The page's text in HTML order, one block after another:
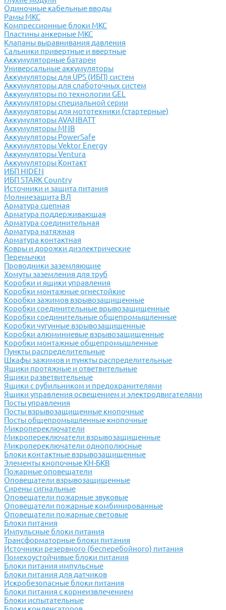
Одиночные кабельные вводы
Рамы МКС
Компрессионные блоки МКС
Пластины анкерные МКС
Клапаны выравнивания давления
Сальники привертные и ввертные
Аккумуляторные батареи
Универсальные аккумуляторы
Аккумуляторы для UPS (ИБП) систем
Аккумуляторы для слаботочных систем
Аккумуляторы по технологии GEL
Аккумуляторы специальной серии
Аккумуляторы для мототехники (стартерные)
Аккумуляторы AVANBATT
Аккумуляторы MNB
Аккумуляторы PowerSafe
Аккумуляторы Vektor Energy
Аккумуляторы Ventura
Аккумуляторы Контакт
ИБП HIDEN
ИБП STARK Country
Источники и защита питания
Молниезащита ВЛ
Арматура сцепная
Арматура поддерживающая
Арматура соединительная
Арматура натяжная
Арматура контактная
Ковры и дорожки диэлектрические
Перемычки
Проводники заземляющие
Хомуты заземления для труб
Коробки и ящики управления
Коробки монтажные огнестойкие
Коробки зажимов взрывозащищенные
Коробки соединительные врывозащищенные
Коробки соединительные общепромышленные
Коробки чугунные взрывозащищенные
Коробки алюминиевые взрывозащищенные
Коробки монтажные общепромышленные
Пункты распределительные
Шкафы зажимов и пункты распределительные
Ящики протяжные и ответвительные
Ящики разветвительные
Ящики с рубильником и предохранителями
Ящики управления освещением и электродвигателями
Посты управления
Посты взрывозащищенные кнопочные
Посты общепромышленные кнопочные
Микропереключатели
Микропереключатели взрывозащищенные
Микропереключатели однополюсные
Блоки контактные взрывозащищенные
Элементы кнопочные КН-БКВ
Пожарные оповещатели
Оповещатели взрывозащищенные
Сирены сигнальные
Оповещатели пожарные звуковые
Оповещатели пожарные комбинированные
Оповещатели пожарные световые
Блоки питания
Импульсные блоки питания
Трансформаторные блоки питания
Источники резервного (бесперебойного) питания
Помехоустойчивые блоки питания
Блоки питания импульсные
Блоки питания для датчиков
Искробезопасные блоки питания
Блоки питания с корнеизвлечением
Блоки испытательные